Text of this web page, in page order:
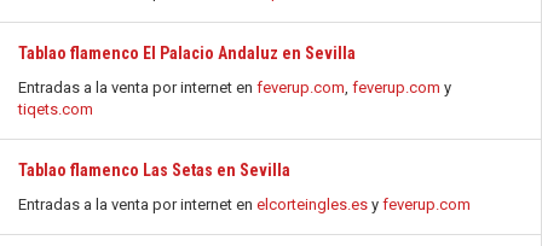
Tablao flamenco El Palacio Andaluz en Sevilla
Entradas a la venta por internet en feverup.com, feverup.com y
tiqets.com
Tablao flamenco Las Setas en Sevilla
Entradas a la venta por internet en elcorteingles.es y feverup.com